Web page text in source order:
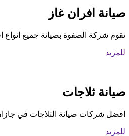
صيانة افران غاز
تقوم شركة الصفوة بصيانة جميع انواع
للمزيد
صيانة ثلاجات
افضل شركات صيانة الثلاجات في
للمزيد